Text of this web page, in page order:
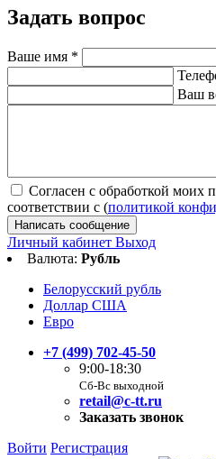
Задать вопрос
Ваше имя *
Ваш
Согласен с обработкой моих
соответствии с (политикой
Написать сообщение
Личный кабинет Выход
Валюта: Рубль
Белорусский рубль
Доллар США
Евро
+7 (499) 702-45-50
9:00-18:30
Сб-Вс выходной
retail@c-tt.ru
Заказать звонок
Войти Регистрация